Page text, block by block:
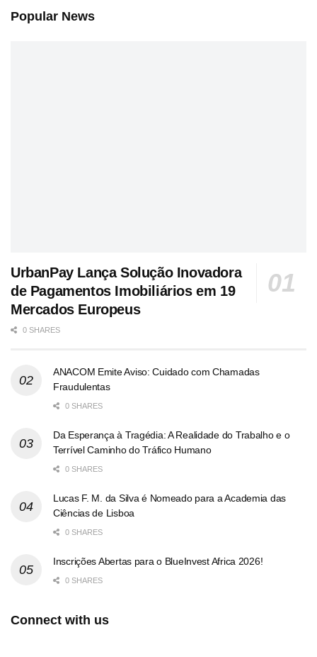
Popular News
UrbanPay Lança Solução Inovadora
de Pagamentos Imobiliários em 19
Mercados Europeus
0 SHARES
ANACOM Emite Aviso: Cuidado com Chamadas
Fraudulentas
0 SHARES
Da Esperança à Tragédia: A Realidade do Trabalho e o
Terrível Caminho do Tráfico Humano
0 SHARES
Lucas F. M. da Silva é Nomeado para a Academia das
Ciências de Lisboa
0 SHARES
Inscrições Abertas para o BlueInvest Africa 2026!
0 SHARES
Connect with us